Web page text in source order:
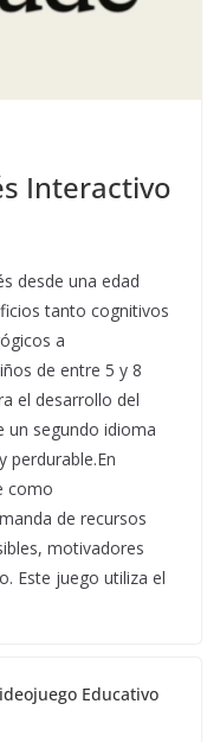
Interactivo
desde una edad
tanto cognitivos
a
de entre 5 y 8
el desarrollo del
un segundo idioma
perdurable.En
como
de recursos
motivadores
Este juego utiliza el
Educativo